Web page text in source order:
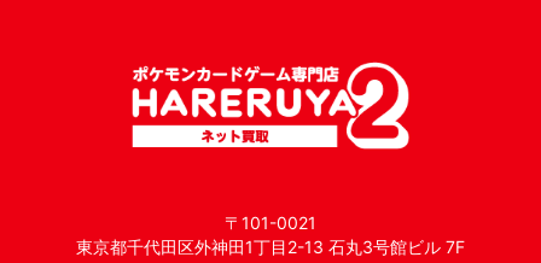
〒101-0021
東京都千代田区外神田1丁目2-13 石丸3号館ビル 7F